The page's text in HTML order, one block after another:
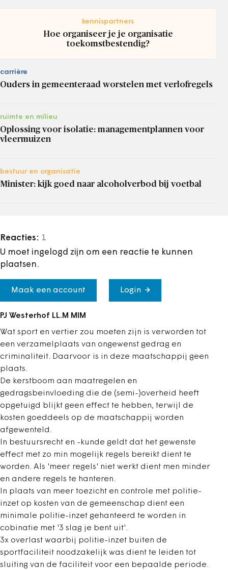
kennispartners
Hoe organiseer je je organisatie
toekomstbestendig?
carrière
Ouders in gemeenteraad worstelen met verlofregels
ruimte en milieu
Oplossing voor isolatie: managementplannen voor
vleermuizen
bestuur en organisatie
Minister: kijk goed naar alcoholverbod bij voetbal
Reacties: 1
U moet ingelogd zijn om een reactie te kunnen
plaatsen.
Maak een account Login
PJ Westerhof LL.M MIM
Wat sport en vertier zou moeten zijn is verworden tot
een verzamelplaats van ongewenst gedrag en
criminaliteit. Daarvoor is in deze maatschappij geen
plaats.
De kerstboom aan maatregelen en
gedragsbeinvloeding die de (semi-)overheid heeft
opgetuigd blijkt geen effect te hebben, terwijl de
kosten goeddeels op de maatschappij worden
afgewenteld.
In bestuursrecht en -kunde geldt dat het gewenste
effect met zo min mogelijk regels bereikt dient te
worden. Als 'meer regels' niet werkt dient men minder
en andere regels te hanteren.
In plaats van meer toezicht en controle met politie-
inzet op kosten van de gemeenschap dient een
minimale politie-inzet gehanteerd te worden in
cobinatie met '3 slag je bent uit'.
3x overlast waarbij politie-inzet buiten de
sportfaciliteit noodzakelijk was dient te leiden tot
sluiting van de faciliteit voor een bepaalde periode.